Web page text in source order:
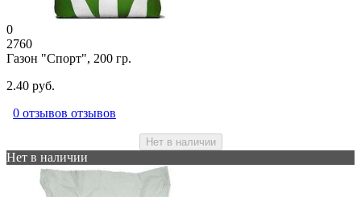
0
2760
Газон "Спорт", 200 гр.
2.40 руб.
0 отзывов отзывов
Нет в наличии
Нет в наличии